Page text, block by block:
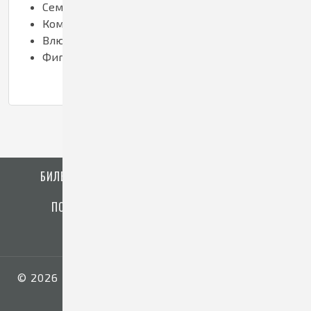
Семей с детьми
Компании друзей
Влюбленных пар
Фигуристов-любителей и др.
БИЛЕТЫ
ПОСЕТИТЕЛЯМ
© 2026 «Арена Кузнецких металлургов имени